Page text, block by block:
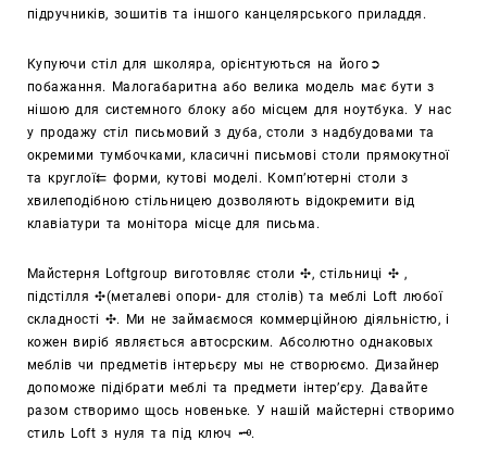
підручників, зошитів та іншого канцелярського приладдя.
Купуючи стіл для школяра, орієнтуються на його➲
побажання. Малогабаритна або велика модель має бути з
нішою для системного блоку або місцем для ноутбука. У нас
у продажу стіл письмовий з дуба, столи з надбудовами та
окремими тумбочками, класичні письмові столи прямокутної
та круглої⇇ форми, кутові моделі. Комп’ютерні столи з
хвилеподібною стільницею дозволяють відокремити від
клавіатури та монітора місце для письма.
Майстерня Loftgroup виготовляє столи✣, стільниці ✣ ,
підстілля✣(металеві опори- для столів) та меблі Loft любої
складності ✣. Ми не займаємося коммерційною діяльністю, і
кожен виріб являється автосрским. Абсолютно однаковых
меблів чи предметів інтерьєру мы не створюємо. Дизайнер
допоможе підібрати меблі та предмети інтер’єру. Давайте
разом створимо щось новеньке. У нашій майстерні створимо
стиль Loft з нуля та під ключ 🗝.